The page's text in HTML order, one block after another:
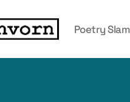
Poetry